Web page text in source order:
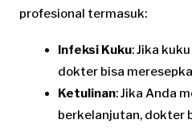
profesional termasuk:
Infeksi Kuku: Jika
dokter bisa
Ketulinan: Jika Anda
berkelanjutan, dokter